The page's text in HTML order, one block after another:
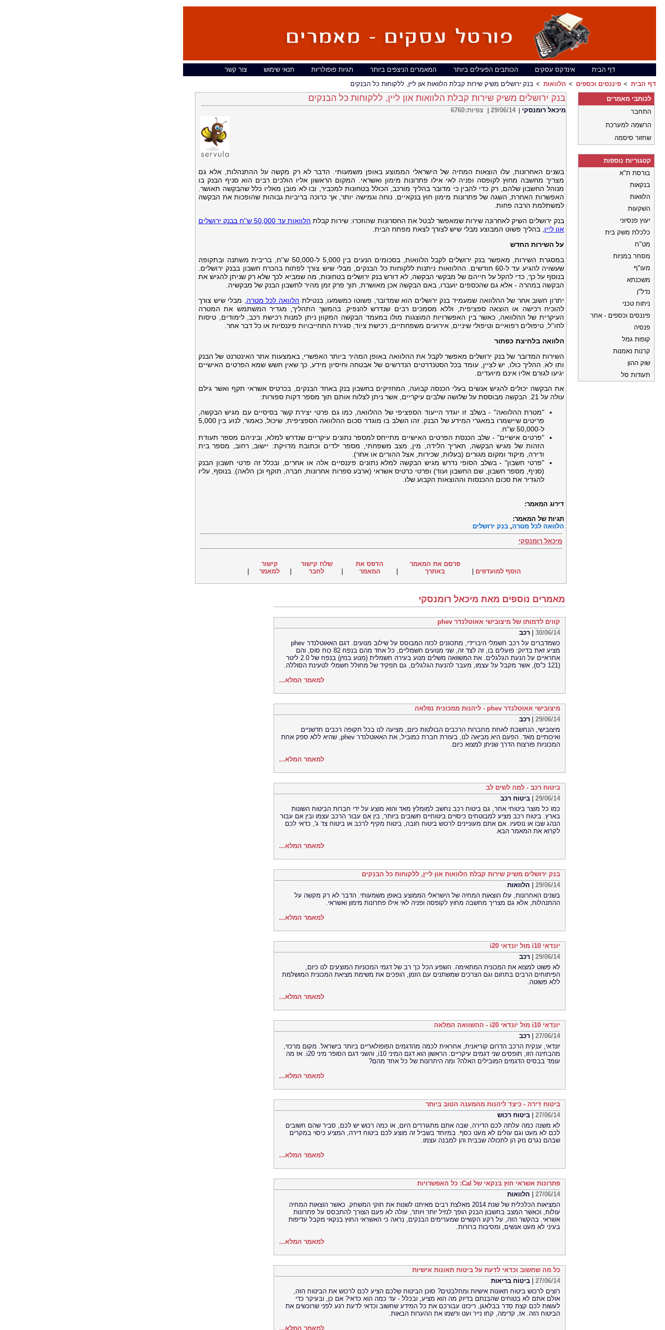
דף הבית אינדקס עסקים הכותבים הפעילים ביותר המאמרים הניצפים ביותר תגיות פופולריות תנאי שימוש
צור קשר
דף הבית
פיננסים וכספים הלוואות בנק ירושלים משיק שירות קבלת הלוואות און ליין, ללקוחות כל הבנקים
בנק ירושלים משיק שירות קבלת הלוואות און ליין, ללקוחות כל הבנקים
מיכאל רומנסקי 29/06/14 צפיות:6760
בשנים האחרונות, עלו הוצאות המחיה של הישראלי הממוצע באופן משמעותי. הדבר לא רק מקשה על ההתנהלות, אלא גם
מצריך מחשבה מחוץ לקופסה ופניה לאי אילו פתרונות מימון ואשראי. המקום הראשון אליו הולכים רבים הוא סניף הבנק בו
מנוהל החשבון שלהם, רק כדי להבין כי מדובר בהליך מורכב, הכולל בטחונות למכביר, ובו לא מובן מאליו כלל שהבקשה תאושר.
האפשרות האחרת, השגה של פתרונות מימון חוץ בנקאיים, נוחה וגמישה יותר, אך כרוכה בריביות גבוהות שהופכות את הבקשה
למשתלמת הרבה פחות.
בנק ירושלים השיק לאחרונה שירות שמאפשר לבטל את החסרונות שהוזכרו: שירות קבלת
הלוואות עד 50,000 ש''ח בבנק ירושלים
און ליין , בהליך פשוט המבוצע מבלי שיש לצורך לצאת מפתח הבית.
על השירות החדש
במסגרת השירות, מאפשר בנק ירושלים לקבל הלוואות, בסכומים הנעים בין 5,000 ל-50,000 ש''ח, בריבית משתנה ובתקופה
שעשויה להגיע עד ל-60 חודשים. ההלוואות ניתנות ללקוחות כל הבנקים, מבלי שיש צורך לפתוח בהכרח חשבון בבנק ירושלים.
בנוסף על כך, כדי להקל על חייהם של מבקשי הבקשה, לא דורש בנק ירושלים בטחונות, מה שמביא לכך שלא רק שניתן להגיש את
הבקשה במהרה - אלא גם שהכספים יועברו, באם הבקשה אכן מאושרת, תוך פרק זמן מהיר לחשבון הבנק של מבקשיה.
יתרון חשוב אחר של ההלוואה שמעמיד בנק ירושלים הוא שמדובר, פשוטו כמשמעו, בנטילת הלוואה לכל מטרה , מבלי שיש צורך
להוכיח רכישה או הוצאה ספציפית, וללא מסמכים רבים שנדרש להנפיק. בהמשך התהליך, מגדיר המשתמש את המטרה
העיקרית של ההלוואה, כאשר בין האפשרויות המוצגות מולו במעמד הבקשה המקוון ניתן למנות רכישת רכב, לימודים, טיסות
לחו''ל, טיפולים רפואיים וטיפולי שיניים, אירועים משפחתיים, רכישת ציוד, סגירת התחייבויות פיננסיות או כל דבר אחר.
הלוואה בלחיצת כפתור
השירות המדובר של בנק ירושלים מאפשר לקבל את ההלוואה באופן המהיר ביותר האפשרי, באמצעות אתר האינטרנט של הבנק
ותו לא. ההליך כולו, יש לציין, עומד בכל הסטנדרטים הנדרשים של אבטחה וחיסיון מידע, כך שאין חשש שמא הפרטים האישיים
יגיעו לגורם אליו אינם מיועדים.
את הבקשה יכולים להגיש אנשים בעלי הכנסה קבועה, המחזיקים בחשבון בנק באחד הבנקים, בכרטיס אשראי תקף ואשר גילם
עולה על 21. הבקשה מבוססת על שלושה שלבים עיקריים, אשר ניתן לצלוח אותם תוך מספר דקות ספורות:
"מטרת ההלוואה" - בשלב זו יוגדר הייעוד הספציפי של ההלוואה, כמו גם פרטי יצירת קשר בסיסיים עם מגיש הבקשה,
פריטים שיישמרו במאגרי המידע של הבנק. זהו השלב בו מוגדר סכום ההלוואה הספציפית, שיכול, כאמור, לנוע בין 5,000
ל-50,000 ש''ח.
"פרטים אישיים" - שלב הכנסת הפרטים האישיים מתייחס למספר נתונים עיקריים שנדרש למלא, וביניהם מספר תעודת
הזהות של מגיש הבקשה, תאריך הלידה, מין, מצב משפחתי, מספר ילדים וכתובת מדויקת: יישוב, רחוב, מספר בית
ודירה, מיקוד ומקום מגורים (בעלות, שכירות, אצל ההורים או אחר).
"פרטי חשבון" - בשלב הסופי נדרש מגיש הבקשה למלא נתונים פיננסיים אלה או אחרים, ובכלל זה פרטי חשבון הבנק
(סניף, מספר חשבון, שם החשבון ועוד) ופרטי כרטיס אשראי (ארבע ספרות אחרונות, חברה, תוקף וכן הלאה). בנוסף, עליו
להגדיר את סכום ההכנסות וההוצאות הקבוע שלו.
דירוג המאמר:
תגיות של המאמר:
הלוואה לכל מטרה, בנק ירושלים
מיכאל רומנסקי
הוסף למועדפים |
פרסם את המאמר
באתרך
|
הדפס את
המאמר
|
שלח קישור
לחבר
|
קישור
למאמר
|
מאמרים נוספים מאת מיכאל רומנסקי
קווים לדמותו של מיצובישי אאוטלנדר phev
30/06/14
רכב
כשמדברים על רכב חשמלי היברידי, מתכוונים לכזה המבוסס על שילוב מנועים. דגם האאוטלנדר phev
מציע זאת בדיוק: פועלים בו, זה לצד זה, שני מנועים חשמליים, כל אחד מהם בנפח 82 כוח סוס, והם
אחראיים על הנעת הגלגלים. את המשוואה משלים מנוע בעירה חשמלית (מנוע בנזין) בנפח של 2.0 ליטר
(121 כ''ס), אשר מקבל על עצמו, מעבר להנעת הגלגלים, גם תפקיד של מחולל חשמלי לטעינת הסוללה.
למאמר המלא...
מיצובישי אאוטלנדר phev - ליהנות ממכונית נפלאה
29/06/14
רכב
מיצובישי, הנחשבת לאחת מחברות הרכבים הבולטות כיום, מציעה לנו בכל תקופה רכבים חדשניים
ואיכותיים מאד. הפעם היא מביאה לנו, בעזרת חברת כמוביל, את האאוטלנדר phev, שהיא ללא ספק אחת
המכוניות פורצות הדרך שניתן למצוא כיום.
למאמר המלא...
ביטוח רכב - למה לשים לב
29/06/14
ביטוח רכב
כמו כל מוצר ביטוחי אחר, גם ביטוח רכב נחשב למומלץ מאד והוא מוצע על ידי חברות הביטוח השונות
בארץ. ביטוח רכב מציע למבוטחים כיסויים ביטוחיים חשובים ביותר, בין אם עבור הרכב עצמו ובין אם עבור
הנהג שבו או נוסעיו. אם אתם מעוניינים לרכוש ביטוח חובה, ביטוח מקיף לרכב או ביטוח צד ג', כדאי לכם
לקרוא את המאמר הבא.
למאמר המלא...
בנק ירושלים משיק שירות קבלת הלוואות און ליין, ללקוחות כל הבנקים
29/06/14
הלוואות
בשנים האחרונות, עלו הוצאות המחיה של הישראלי הממוצע באופן משמעותי. הדבר לא רק מקשה על
ההתנהלות, אלא גם מצריך מחשבה מחוץ לקופסה ופניה לאי אילו פתרונות מימון ואשראי.
למאמר המלא...
יונדאי i10 מול יונדאי i20
29/06/14
רכב
לא פשוט למצוא את המכונית המתאימה. השפע הכל כך רב של דגמי המכוניות המוצעים לנו כיום,
הפיתוחים הרבים בתחום וגם הצרכים שמשתנים עם הזמן, הופכים את משימת מציאת המכונית המושלמת
ללא פשוטה.
למאמר המלא...
יונדאי i10 מול יונדאי i20 - ההשוואה המלאה
27/06/14
רכב
יונדאי, ענקית הרכב הדרום קוריאנית, אחראית לכמה מהדגמים הפופולאריים ביותר בישראל. מקום מרכזי,
מהבחינה הזו, תופסים שני דגמים עיקריים: הראשון הוא דגם המיני i10, והשני דגם הסופר מיני i20. אז מה
עומד בבסיס הדגמים המובילים האלה? ומה היתרונות של כל אחד מהם?
למאמר המלא...
ביטוח דירה - כיצד ליהנות מהמענה הטוב ביותר
27/06/14
ביטוח רכוש
לא משנה כמה עלתה לכם הדירה, שבה אתם מתגוררים היום, או כמה רכוש יש לכם, סביר שהם חשובים
לכם לא מעט וגם עולים לא מעט כסף. במיוחד בשביל זה מוצע לכם ביטוח דירה, המציע כיסוי במקרים
שבהם נגרם נזק הן לתכולה שבבית והן למבנה עצמו.
למאמר המלא...
פתרונות אשראי חוץ בנקאי של Cal: כל האפשרויות
27/06/14
הלוואות
המציאות הכלכלית של שנת 2014 מאלצת רבים מאיתנו לשנות את חוקי המשחק. כאשר הוצאות המחיה
עולות, וכאשר המצב בחשבון הבנק הופך לנזיל יותר ויותר, עולה לא פעם הצורך להתבסס על פתרונות
אשראי. בהקשר הזה, על רקע הקשיים שמערימים הבנקים, נראה כי האשראי החוץ בנקאי מקבל עדיפות
בעיני לא מעט אנשים, ומסיבות ברורות.
למאמר המלא...
כל מה שחשוב וכדאי לדעת על ביטוח תאונות אישיות
27/06/14
ביטוח בריאות
רוצים לרכוש ביטוח תאונות אישיות ומתלבטים? סוכן הביטוח שלכם הציע לכם לרכוש את הביטוח הזה,
אולם אתם לא בטוחים שהבנתם בדיוק מה הוא מציע, ובכלל - עד כמה הוא כדאי? אם כן, ובעיקר כדי
לעשות לכם קצת סדר בבלאגן, ריכזנו עבורכם את כל המידע שחשוב וכדאי לדעת רגע לפני שרוכשים את
הביטוח הזה. אז, קדימה, קחו נייר ועט ורשמו את ההערות הבאות.
למאמר המלא...
לכותבי מאמרים
התחבר
הרשמה למערכת
שחזור סיסמה
קטגוריות נוספות
בורסת ת"א
בנקאות
הלוואות
השקעות
יעוץ פנסיוני
כלכלת משק בית
מט"ח
מסחר במניות
מעו"ף
משכנתא
נדל"ן
ניתוח טכני
פיננסים וכספים - אחר
פנסיה
קופות גמל
קרנות נאמנות
שוק ההון
תעודות סל